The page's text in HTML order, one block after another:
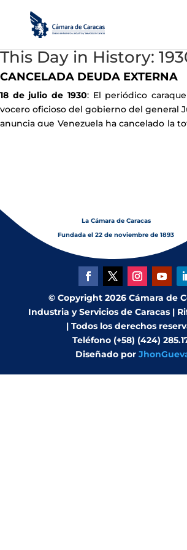
This Day in History:
CANCELADA DEUDA EXTERNA
18 de julio de 1930: El periódico
vocero oficioso del gobierno del general
anuncia que Venezuela ha cancelado la
La Cámara de Caracas
Fundada el 22 de noviembre de 1893
© Copyright 2026 Cámara de
Industria y Servicios de Caracas |
| Todos los derechos
Teléfono (+58) (424)
Diseñado por